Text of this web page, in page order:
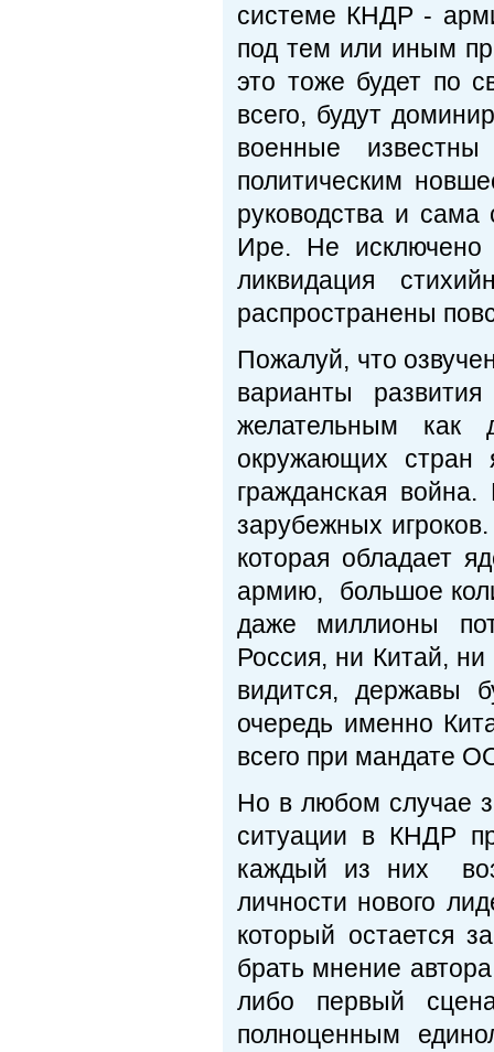
системе КНДР -
под тем или иным
это тоже будет по
всего, будут
военные
политическим
руководства и
Ире. Не исключено
ликвидация
распространены
Пожалуй, что
варианты
желательным
окружающих стран
гражданская
зарубежных
которая обладает
армию, большое
даже миллионы
Россия, ни Китай,
видится, державы
очередь именно
всего при мандате
Но в любом случае
ситуации в КНДР
каждый из них
личности нового
который остается
брать мнение
либо первый
полноценным